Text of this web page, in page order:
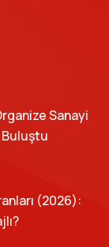
Sanayi
(2026):